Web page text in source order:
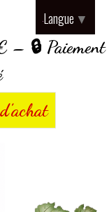
🔒 Paiement
Langue ▼